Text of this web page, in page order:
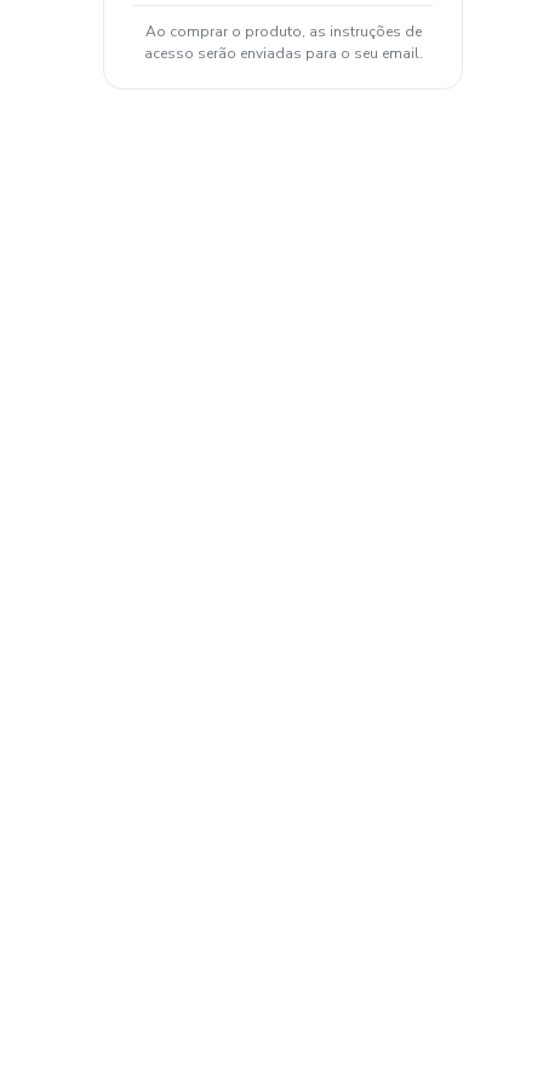
Ao comprar o produto, as instruções de
acesso serão enviadas para o seu email.